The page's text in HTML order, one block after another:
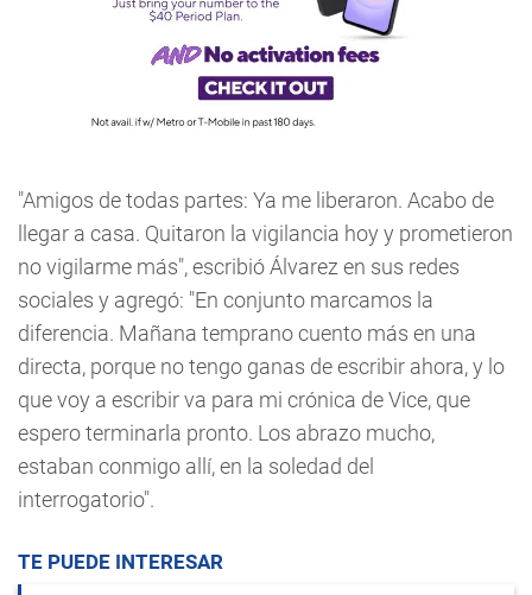
"Amigos de todas partes: Ya me liberaron. Acabo de
llegar a casa. Quitaron la vigilancia hoy y prometieron
no vigilarme más", escribió Álvarez en sus redes
sociales y agregó: "En conjunto marcamos la
diferencia. Mañana temprano cuento más en una
directa, porque no tengo ganas de escribir ahora, y lo
que voy a escribir va para mi crónica de Vice, que
espero terminarla pronto. Los abrazo mucho,
estaban conmigo allí, en la soledad del
interrogatorio".
TE PUEDE INTERESAR